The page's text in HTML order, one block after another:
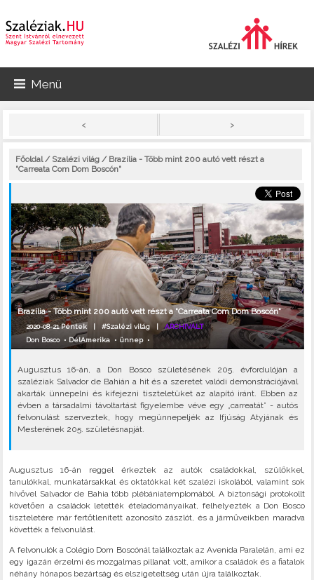
Menü
< >
Főoldal/ Szalézi világ / Brazília - Több mint 200 autó vett részt a
"Carreata Com Dom Boscón"
Brazília - Több mint 200 autó vett részt a "Carreata Com Dom Boscón"
2020-08-21 Péntek |#Szalézi világ|ARCHIVÁLT
Don Bosco• DélAmerika • ünnep•
Augusztus 16-án, a Don Bosco születésének 205. évfordulóján a
szaléziak Salvador de Bahián a hit és a szeretet valódi demonstrációjával
akarták ünnepelni és kifejezni tiszteletüket az alapító iránt. Ebben az
évben a társadalmi távoltartást figyelembe véve egy „carreatát” - autós
felvonulást szerveztek, hogy megünnepeljék az Ifjúság Atyjának és
Mesterének 205. születésnapját.
Augusztus 16-án reggel érkeztek az autók családokkal, szülőkkel,
tanulókkal, munkatársakkal és oktatókkal két szalézi iskolából, valamint sok
hívővel Salvador de Bahia több plébániatemplomából. A biztonsági protokollt
követően a családok letették ételadományaikat, felhelyezték a Don Bosco
tiszteletére már fertőtlenített azonosító zászlót, és a járműveikben maradva
követték a felvonulást.
A felvonulók a Colégio Dom Boscónál találkoztak az Avenida Paralelán, ami ez
egy igazán érzelmi és mozgalmas pillanat volt, amikor a családok és a fiatalok
néhány hónapos bezártság és elszigeteltség után újra találkoztak.